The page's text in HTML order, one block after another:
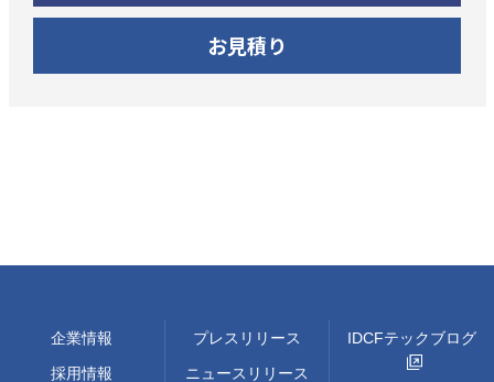
お見積り
企業情報
採用情報
プレスリリース
ニュースリリース
IDCFテックブログ